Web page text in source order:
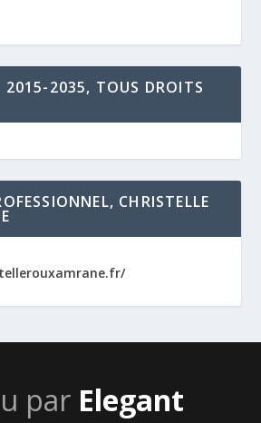
2015-2035, TOUS DROITS
CHRISTELLE
par Elegant